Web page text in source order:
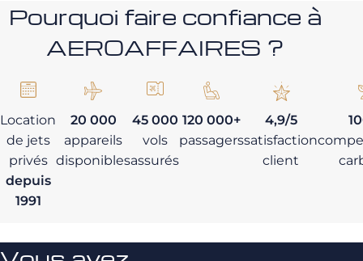
Pourquoi faire confiance à
AEROAFFAIRES ?
Location
de jets
privés
depuis
1991
20 000
appareils
disponibles
45 000
vols
assurés
120 000+
passagers
4,9/5
satisfaction
client